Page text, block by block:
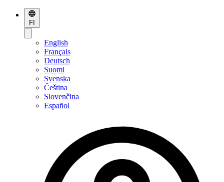
FI
English
Français
Deutsch
Suomi
Svenska
Čeština
Slovenčina
Español